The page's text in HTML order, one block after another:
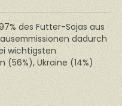
des Futter-Sojas aus
dadurch
wichtigsten
(56%), Ukraine (14%)